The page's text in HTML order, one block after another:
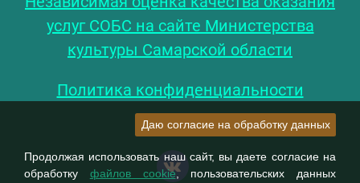
услуг СОБС на сайте Министерства
культуры Самарской области
Политика конфиденциальности
Даю согласие на обработку данных
Продолжая использовать наш сайт, вы даете согласие на
обработку файлов cookie, пользовательских данных